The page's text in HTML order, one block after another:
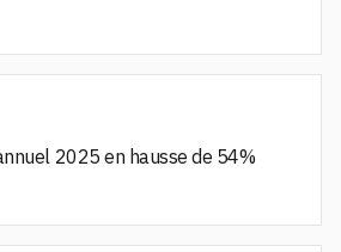
2025 en hausse de 54%